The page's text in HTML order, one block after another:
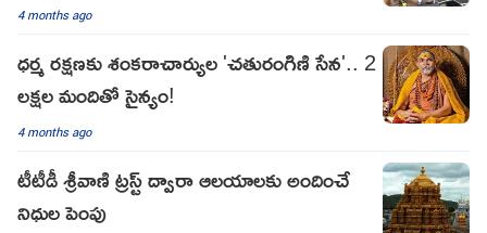
4 months ago
ధర్మ రక్షణకు శంకరాచార్యుల 'చతురంగిణి సేన'.. 2
లక్షల మందితో సైన్యం!
4 months ago
టీటీడీ శ్రీవాణి ట్రస్ట్ ద్వారా ఆలయాలకు అందించే
నిధుల పెంపు